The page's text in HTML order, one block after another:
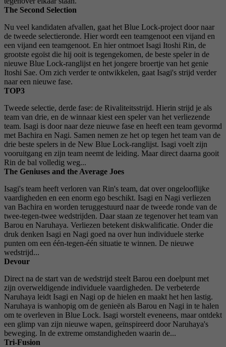
The Second Selection
Nu veel kandidaten afvallen, gaat het Blue Lock-project door naar
de tweede selectieronde. Hier wordt een teamgenoot een vijand en
een vijand een teamgenoot. En hier ontmoet Isagi Itoshi Rin, de
grootste egoïst die hij ooit is tegengekomen, de beste speler in de
nieuwe Blue Lock-ranglijst en het jongere broertje van het genie
Itoshi Sae. Om zich verder te ontwikkelen, gaat Isagi's strijd verder
naar een nieuwe fase.
TOP3
Tweede selectie, derde fase: de Rivaliteitsstrijd. Hierin strijd je als
team van drie, en de winnaar kiest een speler van het verliezende
team. Isagi is door naar deze nieuwe fase en heeft een team gevormd
met Bachira en Nagi. Samen nemen ze het op tegen het team van de
drie beste spelers in de New Blue Lock-ranglijst. Isagi voelt zijn
vooruitgang en zijn team neemt de leiding. Maar direct daarna gooit
Rin de bal volledig weg...
The Geniuses and the Average Joes
Isagi's team heeft verloren van Rin's team, dat over ongelooflijke
vaardigheden en een enorm ego beschikt. Isagi en Nagi verliezen
van Bachira en worden teruggestuurd naar de tweede ronde van de
twee-tegen-twee wedstrijden. Daar staan ​​ze tegenover het team van
Barou en Naruhaya. Verliezen betekent diskwalificatie. Onder die
druk denken Isagi en Nagi goed na over hun individuele sterke
punten om een ​​één-tegen-één situatie te winnen. De nieuwe
wedstrijd...
Devour
Direct na de start van de wedstrijd steelt Barou een doelpunt met
zijn overweldigende individuele vaardigheden. De verbeterde
Naruhaya leidt Isagi en Nagi op de hielen en maakt het hen lastig.
Naruhaya is wanhopig om de genieën als Barou en Nagi in te halen
om te overleven in Blue Lock. Isagi worstelt eveneens, maar ontdekt
een glimp van zijn nieuwe wapen, geïnspireerd door Naruhaya's
beweging. In de extreme omstandigheden waarin de...
Tri-Fusion